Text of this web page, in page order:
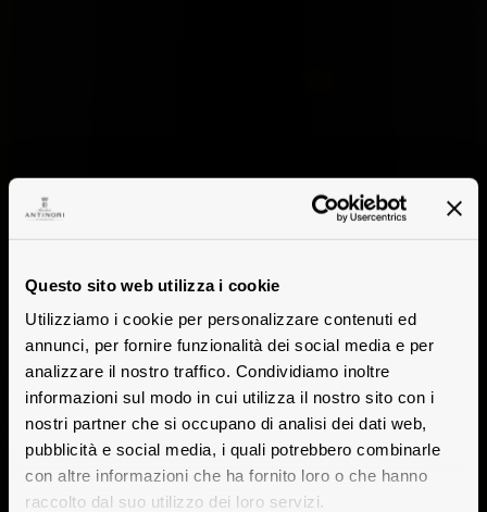
Questo sito web utilizza i cookie
Utilizziamo i cookie per personalizzare contenuti ed
annunci, per fornire funzionalità dei social media e per
analizzare il nostro traffico. Condividiamo inoltre
informazioni sul modo in cui utilizza il nostro sito con i
nostri partner che si occupano di analisi dei dati web,
pubblicità e social media, i quali potrebbero combinarle
con altre informazioni che ha fornito loro o che hanno
raccolto dal suo utilizzo dei loro servizi.